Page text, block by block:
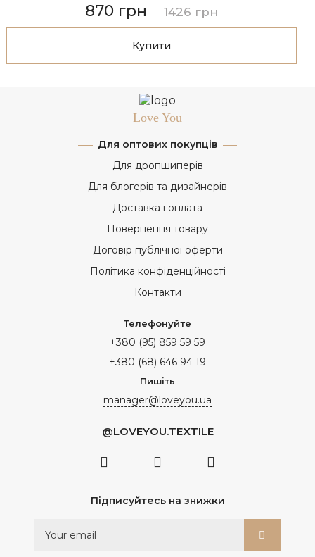
870 грн 1426 грн
Купити
Love You
Для оптових покупців
Для дропшиперів
Для блогерів та дизайнерів
Доставка і оплата
Повернення товару
Договір публічної оферти
Політика конфіденційності
Контакти
Телефонуйте
+380 (95) 859 59 59
+380 (68) 646 94 19
Пишіть
manager@loveyou.ua
Підписуйтесь на знижки
@LOVEYOU.TEXTILE